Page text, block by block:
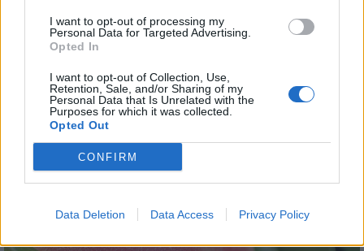
I want to opt-out of processing my
Personal Data for Targeted Advertising.
Opted In
I want to opt-out of Collection, Use,
Retention, Sale, and/or Sharing of my
Personal Data that Is Unrelated with the
Purposes for which it was collected.
Opted Out
CONFIRM
Data Deletion Data Access Privacy Policy
Csökkenti Józsefváros az üresen álló lakásállományát